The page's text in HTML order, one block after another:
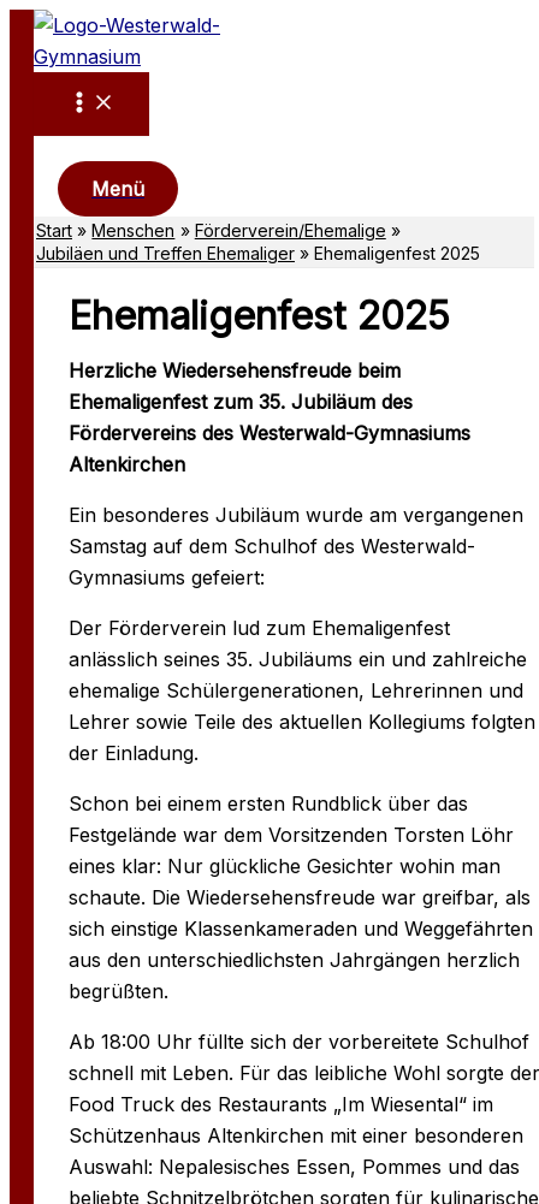
Zum
Inhalt
springen
Menü
Start Menschen
Förderverein/Ehemalige
Jubiläen und Treffen Ehemaliger
Ehemaligenfest 2025
Ehemaligenfest 2025
Herzliche Wiedersehensfreude beim
Ehemaligenfest zum 35. Jubiläum des
Fördervereins des Westerwald-Gymnasiums
Altenkirchen
Ein besonderes Jubiläum wurde am vergangenen
Samstag auf dem Schulhof des Westerwald-
Gymnasiums gefeiert:
Der Förderverein lud zum Ehemaligen­fest
anlässlich seines 35. Jubiläums ein und zahlreiche
ehemalige Schülergene­ra­tion­en, Lehrerinnen und
Lehrer sowie Teile des aktuellen Kollegiums folgten
der Einladung.
Schon bei einem ersten Rundblick über das
Festgelände war dem Vorsitzenden Torsten Löhr
eines klar: Nur glückliche Gesichter wohin man
schaute. Die Wieder­sehensfreude war greifbar, als
sich einstige Klassenkameraden und Weggefährten
aus den unterschiedlichsten Jahrgängen herzlich
begrüßten.
Ab 18:00 Uhr füllte sich der vorbereitete Schulhof
schnell mit Leben. Für das leibliche Wohl sorgte der
Food Truck des Restaurants „Im Wiesental“ im
Schützenhaus Altenkirchen mit einer besonderen
Auswahl: Nepalesisches Essen, Pommes und das
beliebte Schnitzelbrötchen sorgten für kulinarische